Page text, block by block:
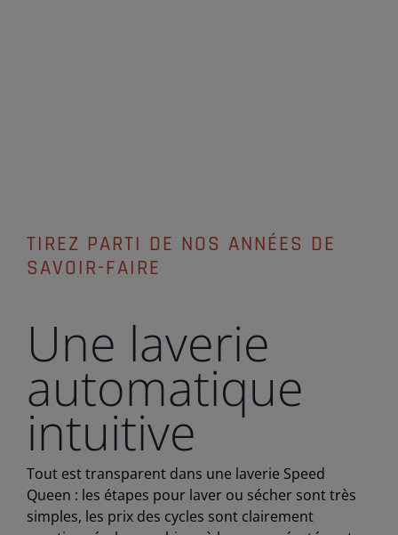
TIREZ PARTI DE NOS ANNÉES DE
SAVOIR-FAIRE
Une laverie
automatique
intuitive
Tout est transparent dans une laverie Speed
Queen : les étapes pour laver ou sécher sont très
simples, les prix des cycles sont clairement